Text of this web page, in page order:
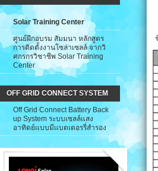
Solar Training Center
ศูนย์ฝึกอบรม สัมมนา หลักสูตร
การติดตั้งงานโซล่าเซลล์ จากวิ
ศกรกรวิชาชีพ Solar Training
Center
OFF GRID CONNECT SYSTEM
Off Grid Connect Battery Back
up System ระบบเซลล์แสง
อาทิตย์แบบมีแบตเตอรรี่สำรอง